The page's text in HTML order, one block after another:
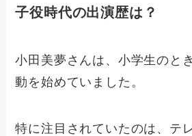
子役時代の出演歴は？
小田美夢さんは、小学生のと
動を始めていました。
特に注目されていたのは、テ